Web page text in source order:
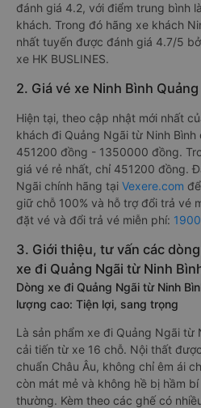
đánh giá 4.2, với điểm trung bình
khách. Trong đó hãng xe khách
nhất tuyến được đánh giá 4.7/5
xe HK BUSLINES.
2. Giá vé xe Ninh Bình Quảng
Hiện tại, theo cập nhật mới nhất
khách đi Quảng Ngãi từ Ninh
451200 đồng - 1350000 đồng.
giá vé rẻ nhất, chỉ 451200 đồng.
Ngãi chính hãng tại Vexere.com
giữ chỗ 100% và hỗ trợ đổi trả vé
đặt vé và đổi trả vé miễn phí:
3. Giới thiệu, tư vấn các
xe đi Quảng Ngãi từ Ninh
Dòng xe đi Quảng Ngãi từ Ninh
lượng cao: Tiện lợi, sang trọng
Là sản phẩm xe đi Quảng Ngãi từ
cải tiến từ xe 16 chỗ. Nội thất
chuẩn Châu Âu, không chỉ êm ái
còn mát mẻ và không hề bị hầm
thường. Kèm theo các ghế có